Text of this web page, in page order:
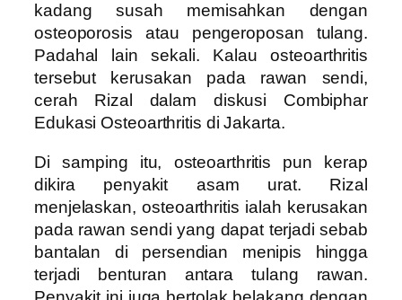
kadang susah memisahkan dengan
osteoporosis atau pengeroposan tulang.
Padahal lain sekali. Kalau osteoarthritis
tersebut kerusakan pada rawan sendi,
cerah Rizal dalam diskusi Combiphar
Edukasi Osteoarthritis di Jakarta.
Di samping itu, osteoarthritis pun kerap
dikira penyakit asam urat. Rizal
menjelaskan, osteoarthritis ialah kerusakan
pada rawan sendi yang dapat terjadi sebab
bantalan di persendian menipis hingga
terjadi benturan antara tulang rawan.